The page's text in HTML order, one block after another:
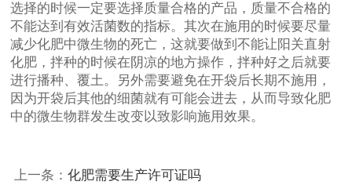
选择的时候一定要选择质量合格的产品，质量不合格的
不能达到有效活菌数的指标。其次在施用的时候要尽量
减少化肥中微生物的死亡，这就要做到不能让阳关直射
化肥，拌种的时候在阴凉的地方操作，拌种好之后就要
进行播种、覆土。另外需要避免在开袋后长期不施用，
因为开袋后其他的细菌就有可能会进去，从而导致化肥
中的微生物群发生改变以致影响施用效果。
上一条： 化肥需要生产许可证吗